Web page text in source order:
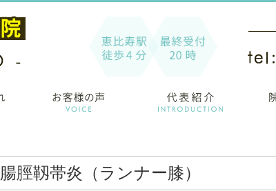
腸脛靱帯炎（ランナー膝）